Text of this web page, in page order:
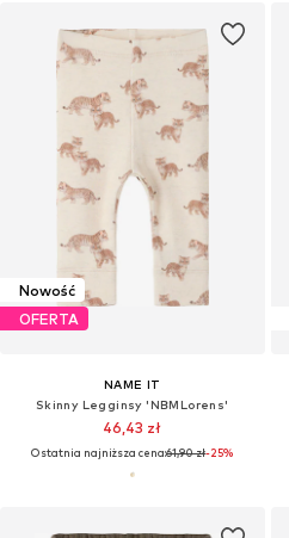
Nowość
OFERTA
NAME IT
Skinny Legginsy 'NBMLorens'
46,43 zł
Ostatnia najniższa cena:61,90 zł-25%